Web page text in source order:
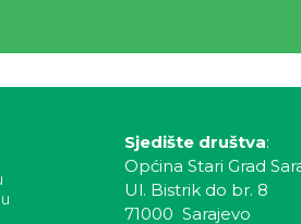
Sjedište društva:
Općina Stari Grad
Ul. Bistrik do br. 8
71000 Sarajevo